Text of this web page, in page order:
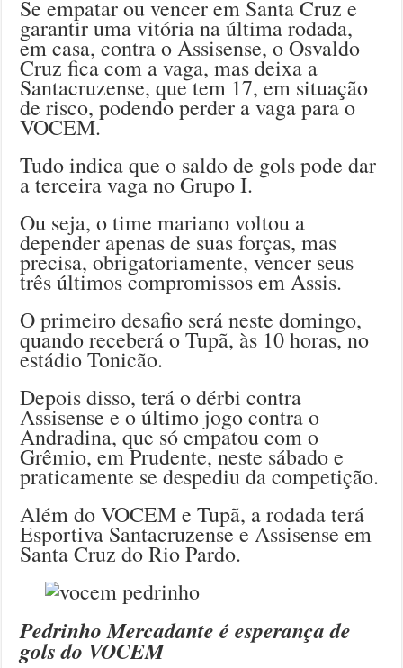
Se empatar ou vencer em Santa Cruz e
garantir uma vitória na última rodada,
em casa, contra o Assisense, o Osvaldo
Cruz fica com a vaga, mas deixa a
Santacruzense, que tem 17, em situação
de risco, podendo perder a vaga para o
VOCEM.
Tudo indica que o saldo de gols pode dar
a terceira vaga no Grupo I.
Ou seja, o time mariano voltou a
depender apenas de suas forças, mas
precisa, obrigatoriamente, vencer seus
três últimos compromissos em Assis.
O primeiro desafio será neste domingo,
quando receberá o Tupã, às 10 horas, no
estádio Tonicão.
Depois disso, terá o dérbi contra
Assisense e o último jogo contra o
Andradina, que só empatou com o
Grêmio, em Prudente, neste sábado e
praticamente se despediu da competição.
Além do VOCEM e Tupã, a rodada terá
Esportiva Santacruzense e Assisense em
Santa Cruz do Rio Pardo.
Pedrinho Mercadante é esperança de
gols do VOCEM